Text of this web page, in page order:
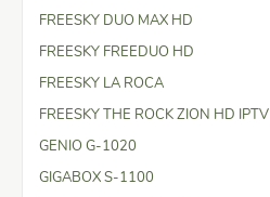
FREESKY DUO MAX HD
FREESKY FREEDUO HD
FREESKY LA ROCA
FREESKY THE ROCK ZION HD IPTV
GENIO G-1020
GIGABOX S-1100